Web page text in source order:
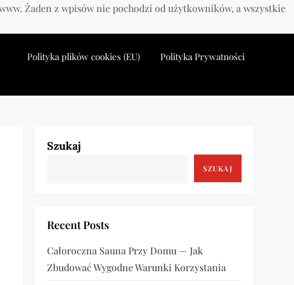
Żaden z wpisów nie pochodzi od użytkowników, a wszystkie
Polityka plików cookies (EU) Polityka Prywatności
Szukaj
SZUKAJ
Recent Posts
Całoroczna Sauna Przy Domu — Jak
Zbudować Wygodne Warunki Korzystania